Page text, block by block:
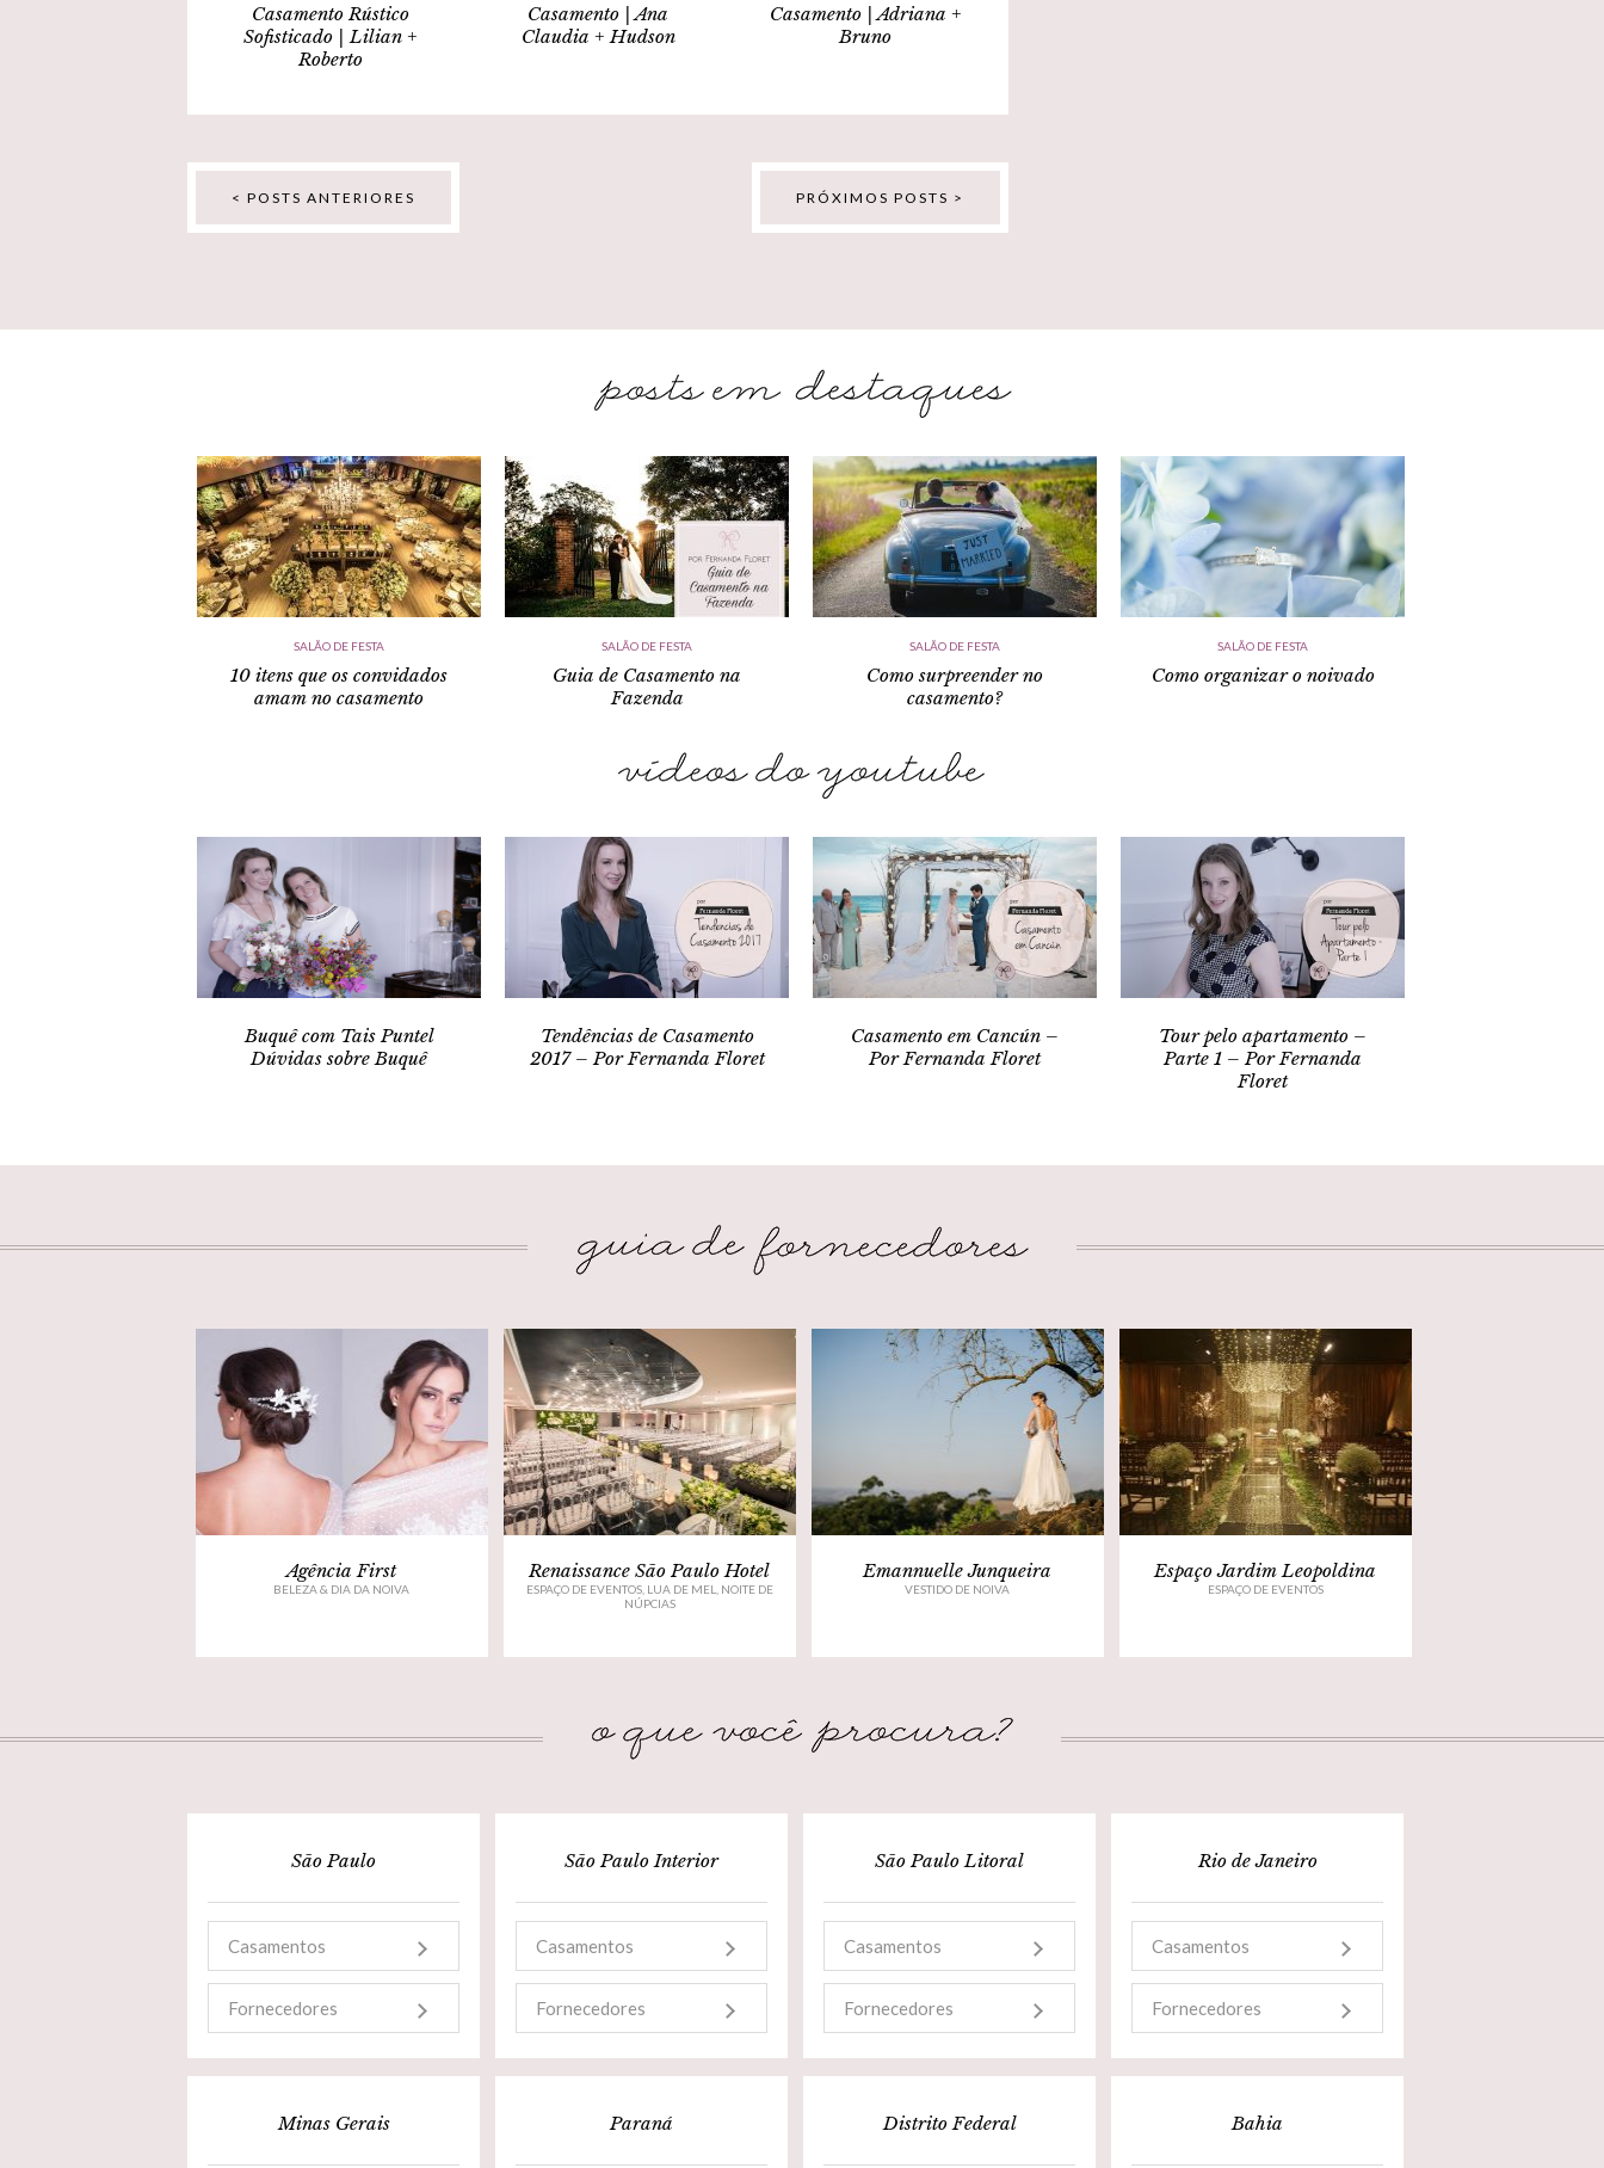
Casamento Rústico
Sofisticado | Lilian +
Roberto
Casamento | Ana
Claudia + Hudson
Casamento | Adriana +
Bruno
< POSTS ANTERIORES PRÓXIMOS POSTS >
SALÃO DE FESTA
10 itens que os convidados
amam no casamento
SALÃO DE FESTA
Guia de Casamento na
Fazenda
SALÃO DE FESTA
Como surpreender no
casamento?
SALÃO DE FESTA
Como organizar o noivado
Buquê com Tais Puntel
Dúvidas sobre Buquê
Tendências de Casamento
2017 – Por Fernanda Floret
Casamento em Cancún –
Por Fernanda Floret
Tour pelo apartamento –
Parte 1 – Por Fernanda
Floret
Agência First
BELEZA & DIA DA NOIVA
Renaissance São Paulo Hotel
ESPAÇO DE EVENTOS, LUA DE MEL, NOITE DE
NÚPCIAS
Emannuelle Junqueira
VESTIDO DE NOIVA
Espaço Jardim Leopoldina
ESPAÇO DE EVENTOS
São Paulo
Casamentos
Fornecedores
São Paulo Interior
Casamentos
Fornecedores
São Paulo Litoral
Casamentos
Fornecedores
Rio de Janeiro
Casamentos
Fornecedores
Minas Gerais Paraná Distrito Federal Bahia